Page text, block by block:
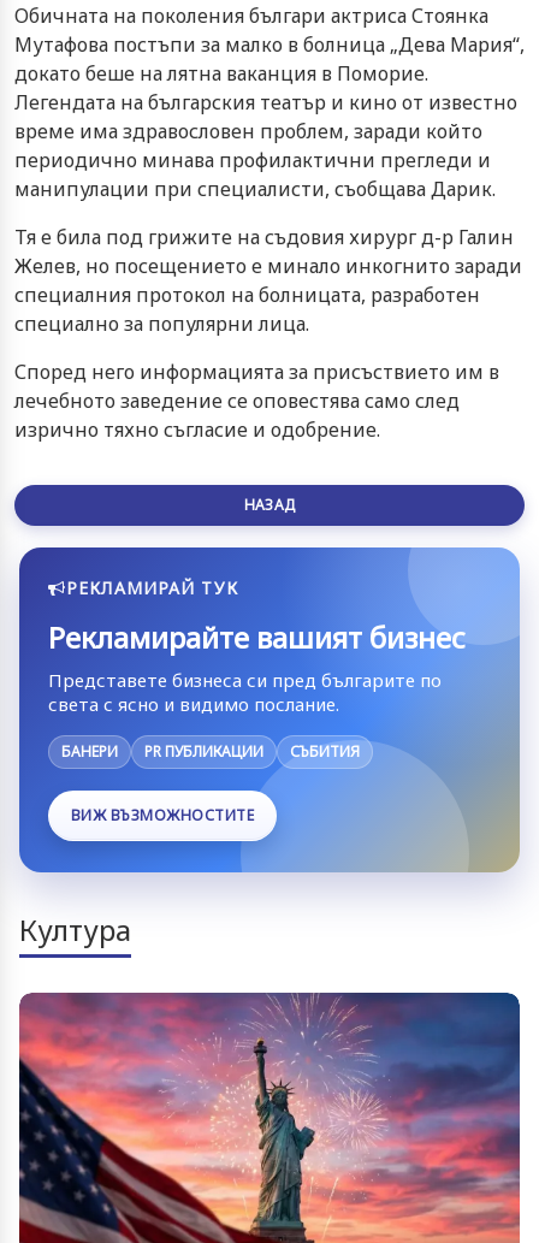
Обичната на поколения българи актриса Стоянка
Мутафова постъпи за малко в болница „Дева Мария“,
докато беше на лятна ваканция в Поморие.
Легендата на българския театър и кино от известно
време има здравословен проблем, заради който
периодично минава профилактични прегледи и
манипулации при специалисти, съобщава Дарик.
Тя е била под грижите на съдовия хирург д-р Галин
Желев, но посещението е минало инкогнито заради
специалния протокол на болницата, разработен
специално за популярни лица.
Според него информацията за присъствието им в
лечебното заведение се оповестява само след
изрично тяхно съгласие и одобрение.
НАЗАД
РЕКЛАМИРАЙ ТУК
Рекламирайте вашият бизнес
Представете бизнеса си пред българите по
света с ясно и видимо послание.
БАНЕРИ PR ПУБЛИКАЦИИ СЪБИТИЯ
ВИЖ ВЪЗМОЖНОСТИТЕ
Култура